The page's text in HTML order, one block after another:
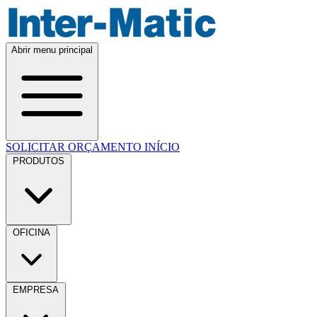
Abrir menu principal
SOLICITAR ORÇAMENTO INÍCIO